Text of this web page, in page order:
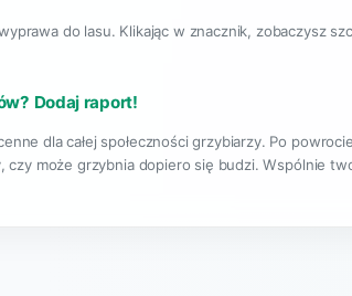
do lasu. Klikając w znacznik, zobaczysz
Dodaj raport!
dla całej społeczności grzybiarzy. Po
może grzybnia dopiero się budzi. Wspólnie